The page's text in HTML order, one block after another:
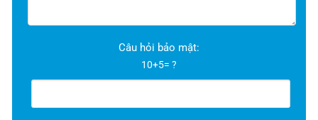
Câu hỏi bảo mật:
10+5= ?